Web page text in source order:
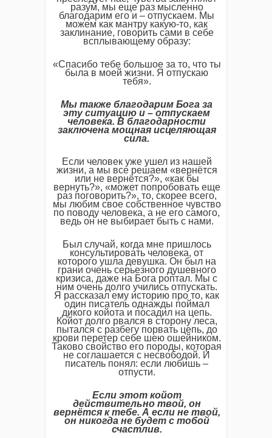
разум, мы еще раз мысленно
благодарим его и – отпускаем. Мы
можем как мантру какую-то, как
заклинание, говорить сами в себе
всплывающему образу:
«Спасибо тебе большое за то, что ты
была в моей жизни. Я отпускаю
тебя».
Мы также благодарим Бога за
эту ситуацию и – отпускаем
человека. В благодарности
заключена мощная исцеляющая
сила.
Если человек уже ушел из нашей
жизни, а мы все решаем «вернётся
или не вернётся?», «как бы
вернуть?», «может попробовать еще
раз поговорить?», то, скорее всего,
мы любим свое собственное чувство
по поводу человека, а не его самого,
ведь он не выбирает быть с нами.
Был случай, когда мне пришлось
консультировать человека, от
которого ушла девушка. Он был на
грани очень серьезного душевного
кризиса, даже на Бога роптал. Мы с
ним очень долго учились отпускать.
Я рассказал ему историю про то, как
один писатель однажды поймал
дикого койота и посадил на цепь.
Койот долго рвался в сторону леса,
пытался с разбегу порвать цепь, до
крови перетер себе шею ошейником.
Таково свойство его породы, которая
не соглашается с несвободой. И
писатель понял: если любишь –
отпусти.
Если этот койот
действительно твой, он
вернётся к тебе. А если не твой,
он никогда не будет с тобой
счастлив.